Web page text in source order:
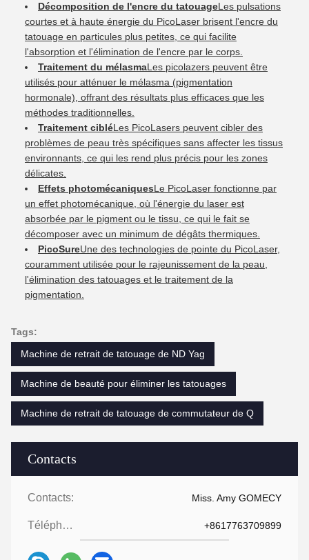
Contacts
Contacts: Miss. Amy GOMECY
Téléphone: +8617763709899
Décomposition de l'encre du tatouageLes pulsations
courtes et à haute énergie du PicoLaser brisent l'encre du
tatouage en particules plus petites, ce qui facilite
l'absorption et l'élimination de l'encre par le corps.
Traitement du mélasmaLes picolazers peuvent être
utilisés pour atténuer le mélasma (pigmentation
hormonale), offrant des résultats plus efficaces que les
méthodes traditionnelles.
Traitement cibléLes PicoLasers peuvent cibler des
problèmes de peau très spécifiques sans affecter les tissus
environnants, ce qui les rend plus précis pour les zones
délicates.
Effets photomécaniquesLe PicoLaser fonctionne par
un effet photomécanique, où l'énergie du laser est
absorbée par le pigment ou le tissu, ce qui le fait se
décomposer avec un minimum de dégâts thermiques.
PicoSureUne des technologies de pointe du PicoLaser,
couramment utilisée pour le rajeunissement de la peau,
l'élimination des tatouages et le traitement de la
pigmentation.
Tags:
Machine de retrait de tatouage de ND Yag
Machine de beauté pour éliminer les tatouages
Machine de retrait de tatouage de commutateur de Q